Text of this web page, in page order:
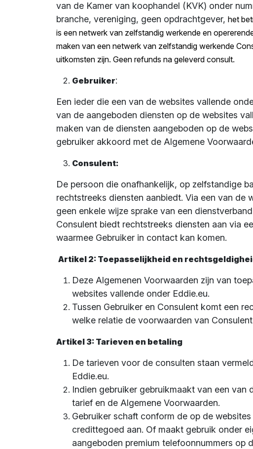
van de Kamer van koophandel (KVK) onder
branche, vereniging, geen opdrachtgever, het
is een netwerk van zelfstandig werkende en
maken van een netwerk van zelfstandig werkende
uitkomsten zijn. Geen refunds na geleverd consult.
Gebruiker:
Een ieder die een van de websites vallende
van de aangeboden diensten op de websites
maken van de diensten aangeboden op de
gebruiker akkoord met de Algemene
Consulent:
De persoon die onafhankelijk, op zelfstandige
rechtstreeks diensten aanbiedt. Via een van de
geen enkele wijze sprake van een
Consulent biedt rechtstreeks diensten aan via
waarmee Gebruiker in contact kan komen.
Artikel 2: Toepasselijkheid en
Deze Algemenen Voorwaarden zijn van
websites vallende onder Eddie.eu.
Tussen Gebruiker en Consulent komt een
welke relatie de voorwaarden van
Artikel 3: Tarieven en betaling
De tarieven voor de consulten staan
Eddie.eu.
Indien gebruiker gebruikmaakt van een
tarief en de Algemene Voorwaarden.
Gebruiker schaft conform de op de
credittegoed aan. Of maakt gebruik onder
aangeboden premium telefoonnummers op